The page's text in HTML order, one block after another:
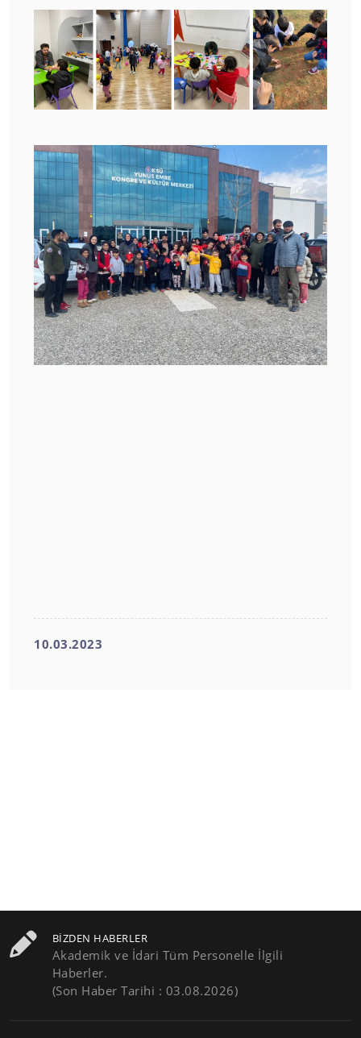
10.03.2023
BIZDEN HABERLER
Akademik ve İdari Tüm Personelle İlgili
Haberler.
(Son Haber Tarihi : 03.08.2026)